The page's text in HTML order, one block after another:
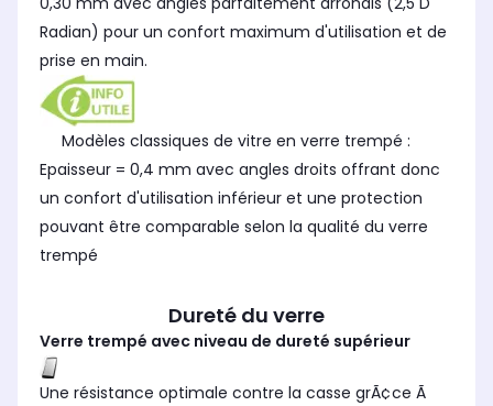
Radian) pour un confort maximum d'utilisation et de
prise en main.
Modèles classiques de vitre en verre trempé :
Epaisseur = 0,4 mm avec angles droits offrant donc
un confort d'utilisation inférieur et une protection
pouvant être comparable selon la qualité du verre
trempé
Dureté du verre
Verre trempé avec niveau de dureté supérieur
Une résistance optimale contre la casse grÃ¢ce Ã